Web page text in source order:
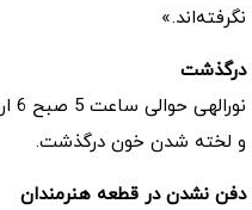
نگرفته‌اند.»
درگذشت
و لخته شدن خون درگذشت.
دفن نشدن در قطعه هنرمندان